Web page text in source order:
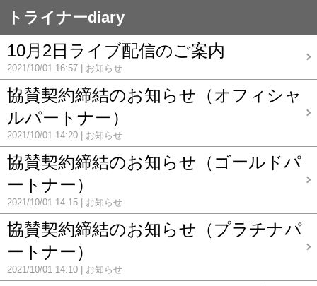
トライナーdiary
10月2日ライブ配信のご案内
2021/10/01 16:57 お知らせ
協賛契約締結のお知らせ（オフィシャ
ルパートナー）
2021/10/01 14:20 お知らせ
協賛契約締結のお知らせ（ゴールドパ
ートナー）
2021/10/01 14:15 お知らせ
協賛契約締結のお知らせ（プラチナパ
ートナー）
2021/10/01 14:10 お知らせ